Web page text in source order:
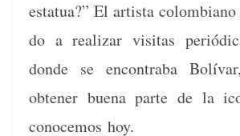
estat­ua?” El artista
do a realizar vis­i­tas
donde se encon­tra­ba
obten­er bue­na parte de la
cono­ce­mos hoy.